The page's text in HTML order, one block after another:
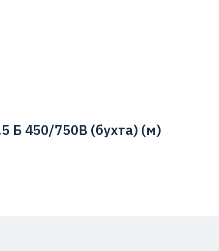
Б 450/750В (бухта) (м)